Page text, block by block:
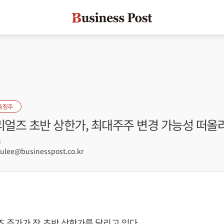
징주
즈 초반 상한가, 최대주주 변경 가능성 떠올